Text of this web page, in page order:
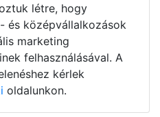
létre, hogy
és középvállalkozások
marketing
felhasználásával. A
kérlek
oldalunkon.